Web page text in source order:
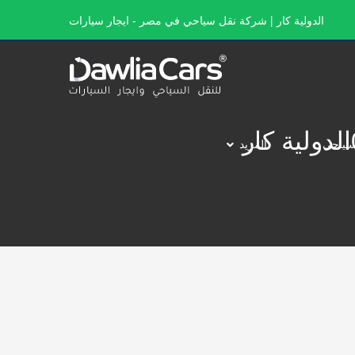
الدولية كار | شركة نقل سياحي في مصر - ايجار سيارات
المزيد